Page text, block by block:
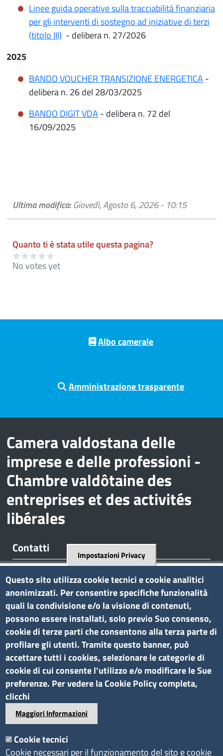
Linee guida operative sulla tracciabilità finanziaria
per gli interventi di sostegno ad iniziative di terzi
(titolo III) - delibera n. 27/2026
2025
BANDO VOUCHER TRANSIZIONE ENERGETICA-
delibera n. 26 del 28/03/2025
BANDO DIGIT VDA- delibera n. 72 del
16/09/2025
Ultima modifica: Giovedì, Agosto 6, 2026 - 10:15
Quanto ti è stata utile questa pagina?
No votes yet
Pre footer navigation
Albo camerale
Amministrazione trasparente
Camera valdostana delle
imprese e delle professioni -
Chambre valdôtaine des
entreprises et des activités
libérales
Contatti
tel. 0165 573001
P.I. 01079470074
C.F. 91046340070
Peccciaa.aosta@ao.legalmail.camcom.it
Amministrazione trasparente
Bandi di gara e contratti
Bilanci
Concorsi e selezioni
Procedimenti
Provvedimenti
Impostazioni Privacy
Questo sito utilizza cookie tecnici e cookie analitici
anonimizzati. Per consentire specifiche funzionalità
quali la condivisione e/o la visione di contenuti,
possono essere installati, solo previo Suo consenso,
cookie di terze parti che consentono alla terza parte di
profilare gli utenti. Tramite questo banner, può
accettare tutti i cookies, selezionare le categorie di
cookie di cui consente l’utilizzo e/o modificare le Sue
preferenze. Per vedere la Cookie Policy completa,
clicchi
Maggiori Informazioni
Cookie tecnici
Cookie necessari per il funzionamento del sito e cookie